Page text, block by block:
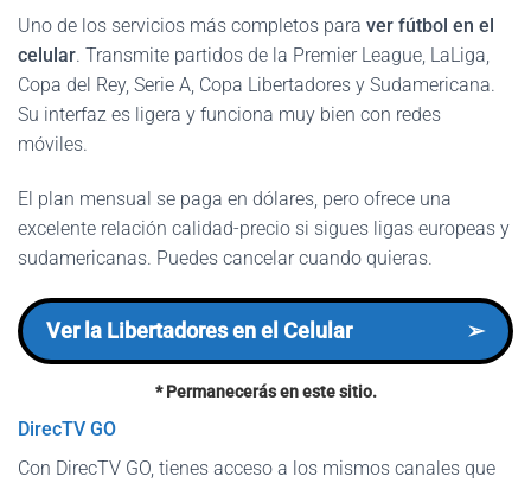
Uno de los servicios más completos para ver fútbol en el
celular. Transmite partidos de la Premier League, LaLiga,
Copa del Rey, Serie A, Copa Libertadores y Sudamericana.
Su interfaz es ligera y funciona muy bien con redes
móviles.
El plan mensual se paga en dólares, pero ofrece una
excelente relación calidad-precio si sigues ligas europeas y
sudamericanas. Puedes cancelar cuando quieras.
Ver la Libertadores en el Celular ➢
* Permanecerás en este sitio.
DirecTV GO
Con DirecTV GO, tienes acceso a los mismos canales que